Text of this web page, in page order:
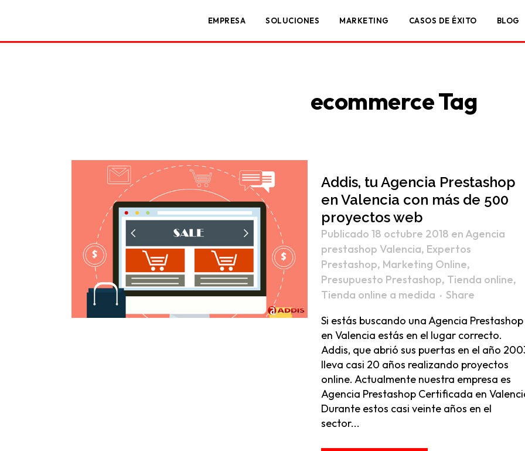
EMPRESA SOLUCIONES MARKETING CASOS DE ÉXITO BLOG
ecommerce Tag
Addis, tu Agencia Prestashop
en Valencia con más de 500
proyectos web
Publicado 18 octubre 2018 en Agencia
prestashop Valencia, Expertos
Prestashop, Marketing Online,
Presupuesto Prestashop, Tienda online,
Tienda online a medida
Share
Si estás buscando una Agencia Prestashop
en Valencia estás en el lugar correcto.
Addis, que abrió sus puertas en el año
lleva casi 20 años realizando proyectos
online. Actualmente nuestra empresa es
Agencia Prestashop Certificada en
Durante estos casi veinte años en el
sector...